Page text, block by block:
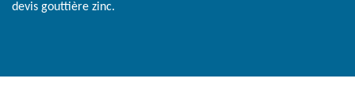
devis gouttière zinc.